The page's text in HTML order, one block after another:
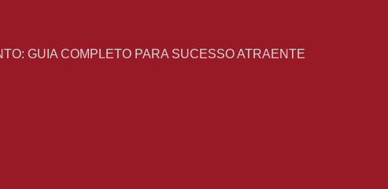
GUIA COMPLETO PARA SUCESSO ATRAENTE